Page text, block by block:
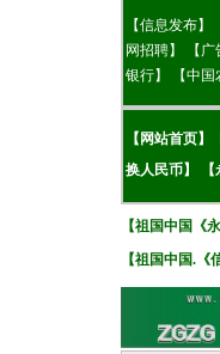
【信息发布】
网招聘】
【 广
银行】
【中国
【 网站首页】
换人民币】
【祖国中国《
【祖国中国.《